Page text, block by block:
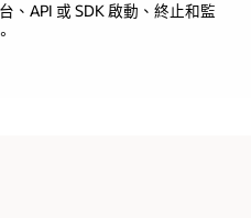
、API 或 SDK 啟動、終止和監